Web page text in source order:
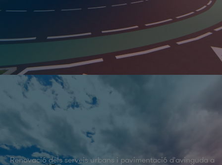
Renovació dels serveis urbans i pavimentació d'avinguda a